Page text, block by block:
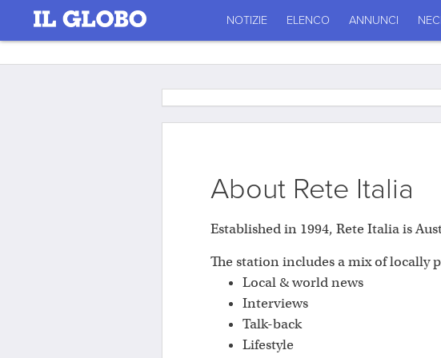
NOTIZIE ELENCO ANNUNCI
About Rete Italia
Established in 1994, Rete Italia is
The station includes a mix of locally
Local & world news
Interviews
Talk-back
Lifestyle